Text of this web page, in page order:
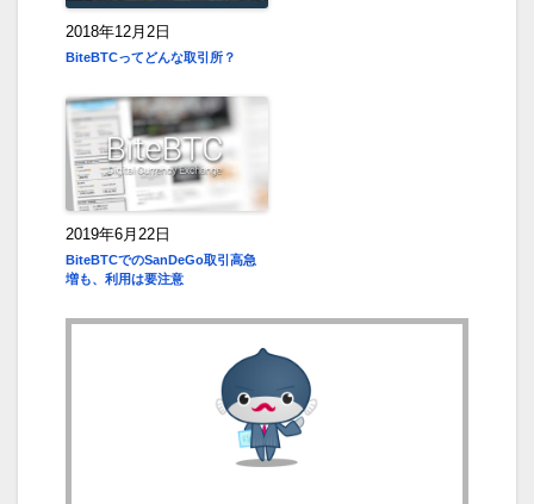
2018年12月2日
BiteBTCってどんな取引所？
2019年6月22日
BiteBTCでのSanDeGo取引高急
増も、利用は要注意